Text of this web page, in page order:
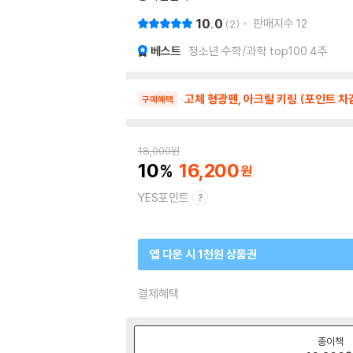
10.0 2 판매지수 12
베스트 청소년 수학/과학 top100 4주
구매혜택 고체 형광펜, 아크릴 키링 (포인트 차
18,000원
10 16,200
YES포인트
앱 다운 시 1천원 상품권
결제혜택
종이책